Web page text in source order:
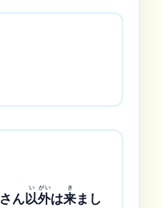
さん以
い
外
がい
は来
き
まし